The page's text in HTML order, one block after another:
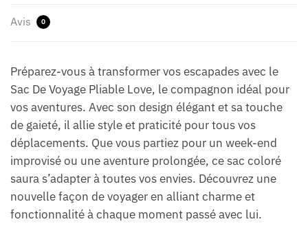
Avis 0
Préparez-vous à transformer vos escapades avec le
Sac De Voyage Pliable Love, le compagnon idéal pour
vos aventures. Avec son design élégant et sa touche
de gaieté, il allie style et praticité pour tous vos
déplacements. Que vous partiez pour un week-end
improvisé ou une aventure prolongée, ce sac coloré
saura s’adapter à toutes vos envies. Découvrez une
nouvelle façon de voyager en alliant charme et
fonctionnalité à chaque moment passé avec lui.